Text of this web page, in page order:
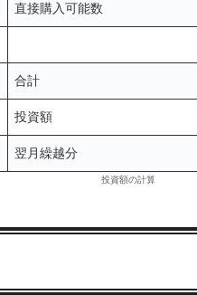
直接購入可能数
合計
投資額
翌月繰越分
投資額の計算